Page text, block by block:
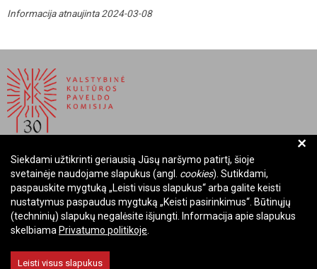
Informacija atnaujinta 2024-03-08
BIUDŽETINĖ ĮSTAIGA LIETUVOS RESPUBLIKOS
VALSTYBINĖ KULTŪROS PAVELDO KOMISIJA
Įmonės kodas: Juridinių asmenų registre 288700520
Adresas: Rūdninkų g. 13, 01135 Vilnius
El. paštas: komisija@vkpk.lt
+
Siekdami užtikrinti geriausią Jūsų naršymo patirtį, šioje
svetainėje naudojame slapukus (angl. cookies). Sutikdami,
paspauskite mygtuką „Leisti visus slapukus“ arba galite keisti
nustatymus paspaudus mygtuką „Keisti pasirinkimus“. Būtinųjų
(techninių) slapukų negalėsite išjungti. Informacija apie slapukus
skelbiama Privatumo politikoje
Leisti visus slapukus